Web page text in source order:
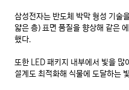
삼성전자는 반도체 박막 형성 기술
얇은 층) 표면 품질을 향상해 같은
했다.
또한 LED 패키지 내부에서 빛을 많
설계도 최적화해 식물에 도달하는